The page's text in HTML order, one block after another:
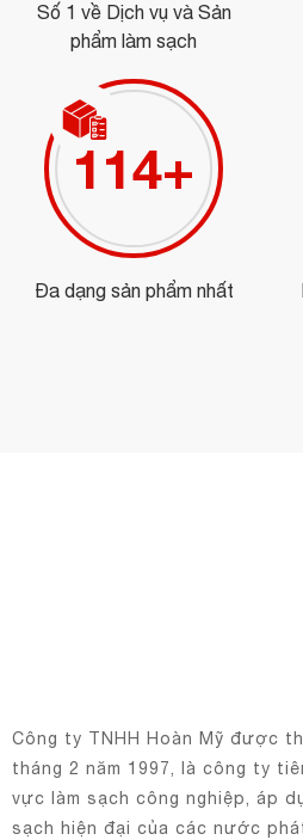
Số 1 về Dịch vụ và Sản
phẩm làm sạch
129+
Đa dạng sản phẩm nhất
Công ty TNHH Hoàn Mỹ được
tháng 2 năm 1997, là công ty
vực làm sạch công nghiệp, áp
sạch hiện đại của các nước